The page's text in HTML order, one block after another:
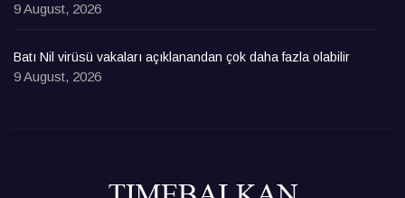
9 August, 2026
Batı Nil virüsü vakaları açıklanandan çok daha fazla olabilir
9 August, 2026